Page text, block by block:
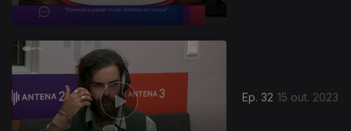
Ep. 32 15 out. 2023